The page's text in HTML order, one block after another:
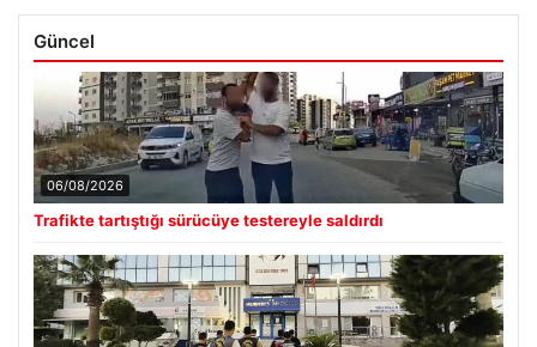
Güncel
06/08/2026
Trafikte tartıştığı sürücüye testereyle saldırdı